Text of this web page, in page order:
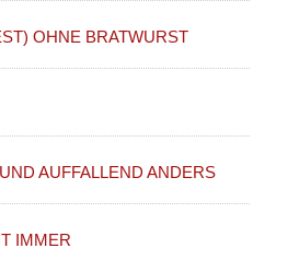
OHNE BRATWURST
AUFFALLEND ANDERS
IMMER